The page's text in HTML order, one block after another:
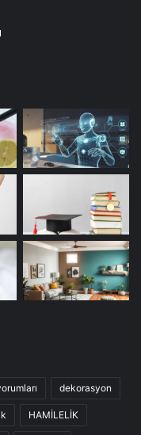
dekorasyon
HAMİLELİK